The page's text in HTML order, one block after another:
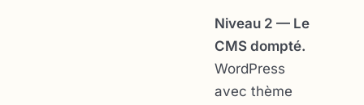
Niveau 2 — Le
CMS dompté.
WordPress
avec thème